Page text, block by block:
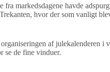
fra markedsdagene havde
hvor der som vanligt
af julekalenderen
se de fine vinduer.